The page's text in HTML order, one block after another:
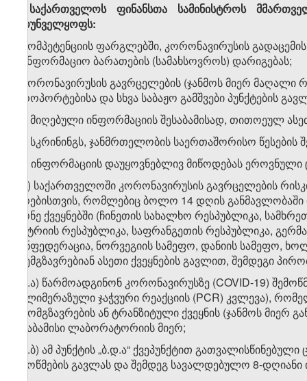
4. საქართველოს ფინანსთა სამინისტროს
უზრუნველყოფს:
ა) კომპეტენციის ფარგლებში, კორონავირუსის
საინფორმაციო ბარათების (სამახსოვროს) დარიგებას;
ბ) კორონავირუსის გავრცელების (ჯანმოს მიერ
აეროპორტებისა და სხვა საბაჟო გამშვები პუნქტების
ბ.ა) მიღებული ინფორმაციის შესაბამისად, თითოეულ
ბ.ბ) სკრინინგს, ჯანმრთელობის საერთაშორისო წესების
ბ.გ) ინფორმაციის დაუყოვნებლივ მიწოდებას ეროვნული
ბ.დ) საქართველოში კორონავირუსის გავრცელების
პირებისთვის, რომლებიც ბოლო 14 დღის
მქონე ქვეყნებში (ჩინეთის სახალხო რესპუბლიკა,
ავსტრიის რესპუბლიკა, საფრანგეთის რესპუბლიკა,
კონფედერაცია, ნორვეგიის სამეფო, დანიის სამეფო,
მოემგზავრებიან ასეთი ქვეყნების გავლით, შემდეგი
ბ.დ.ა) წარმოადგინონ კორონავირუსზე (COVID-19)
პოლიმერაზული ჯაჭვური რეაქციის (PCR) კვლევა),
გამომგზავრების ან ტრანზიტული ქვეყნის (ჯანმოს მიერ
შესაბამისი ლაბორატორიის მიერ;
ბ.დ.ბ) ამ პუნქტის „ბ.დ.ა“ ქვეპუნქტით
შემოწმების გავლას და შემდეგ სავალდებულო 8-